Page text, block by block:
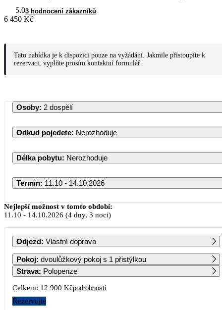
5.03 hodnocení zákazníků
6 450 Kč
Tato nabídka je k dispozici pouze na vyžádání. Jakmile přistoupíte k
rezervaci, vyplňte prosím kontaktní formulář.
Osoby: 2 dospělí
Odkud pojedete: Nerozhoduje
Délka pobytu: Nerozhoduje
Termín: 11.10 - 14.10.2026
Říjen 2026
PO ÚT ST ČT PÁ SO NE
1
6 840
2
6 840
3 4
5
6 840
6
6 840
7
6 840
8 9 10 11
Nejlepší možnost v tomto období:
11.10 - 14.10.2026 (4 dny, 3 noci)
Odjezd: Vlastní doprava
Pokoj: dvoulůžkový pokoj s 1 přistýlkou
Strava: Polopenze
Celkem: 12 900 Kčpodrobnosti
Rezervujte